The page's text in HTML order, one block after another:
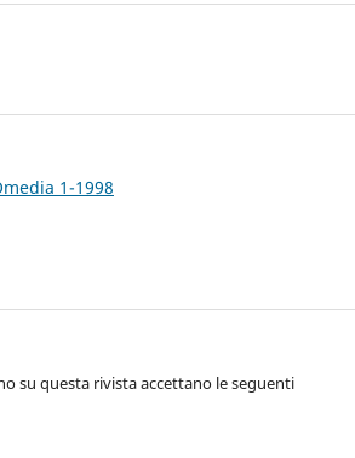
1-1998
su questa rivista accettano le seguenti